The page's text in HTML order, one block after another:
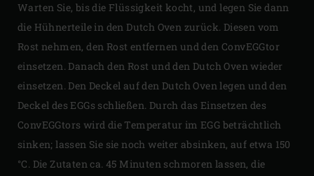
Warten Sie, bis die Flüssigkeit kocht, und legen Sie dann
die Hühnerteile in den Dutch Oven zurück. Diesen vom
Rost nehmen, den Rost entfernen und den ConvEGGtor
einsetzen. Danach den Rost und den Dutch Oven wieder
einsetzen. Den Deckel auf den Dutch Oven legen und den
Deckel des EGGs schließen. Durch das Einsetzen des
ConvEGGtors wird die Temperatur im EGG beträchtlich
sinken; lassen Sie sie noch weiter absinken, auf etwa 150
°C. Die Zutaten ca. 45 Minuten schmoren lassen, die